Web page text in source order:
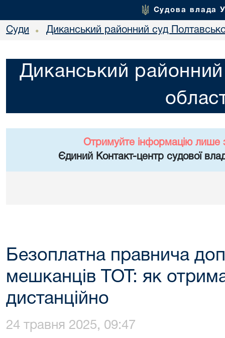
Судова влада
Суди • Диканський районний суд
Диканський районний
Отримуйте інформацію лише
Єдиний Контакт-центр судової
Безоплатна правнича
мешканців ТОТ: як
дистанційно
24 травня 2025, 09:47